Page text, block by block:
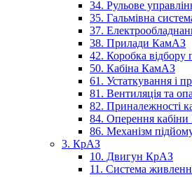
34. Рульове
35. Гальмівна
37.
38. Прилади КамАЗ
42. Коробка
50. Кабіна КамАЗ
61. Устаткування і
81. Вентиляція та
82. Приналежності
84. Оперення
86. Механізм
3. КрАЗ
10. Двигун КрАЗ
11. Система